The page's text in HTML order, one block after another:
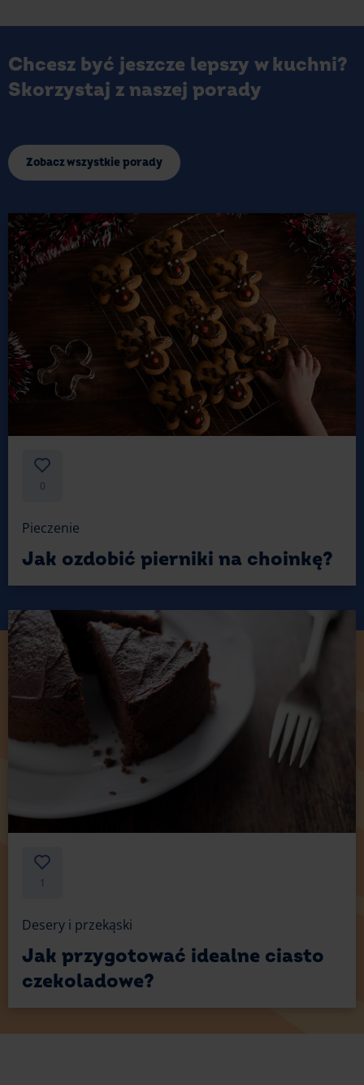
Chcesz być jeszcze lepszy w kuchni?
Skorzystaj z naszej porady
Zobacz wszystkie porady
0
Pieczenie
Jak ozdobić pierniki na choinkę?
1
Desery i przekąski
Jak przygotować idealne ciasto
czekoladowe?